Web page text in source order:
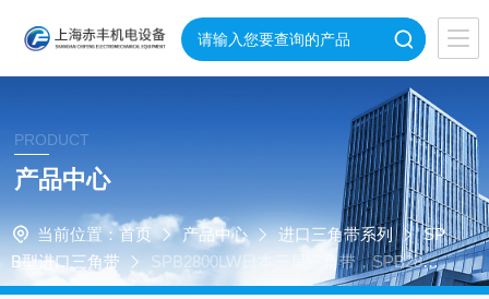
PRODUCT
产品中心
当前位置： 首页 产品中心 进口三角带系列
SP
B型进口三角带
SPB2800LW日本三星三角带，SPB2800
LW